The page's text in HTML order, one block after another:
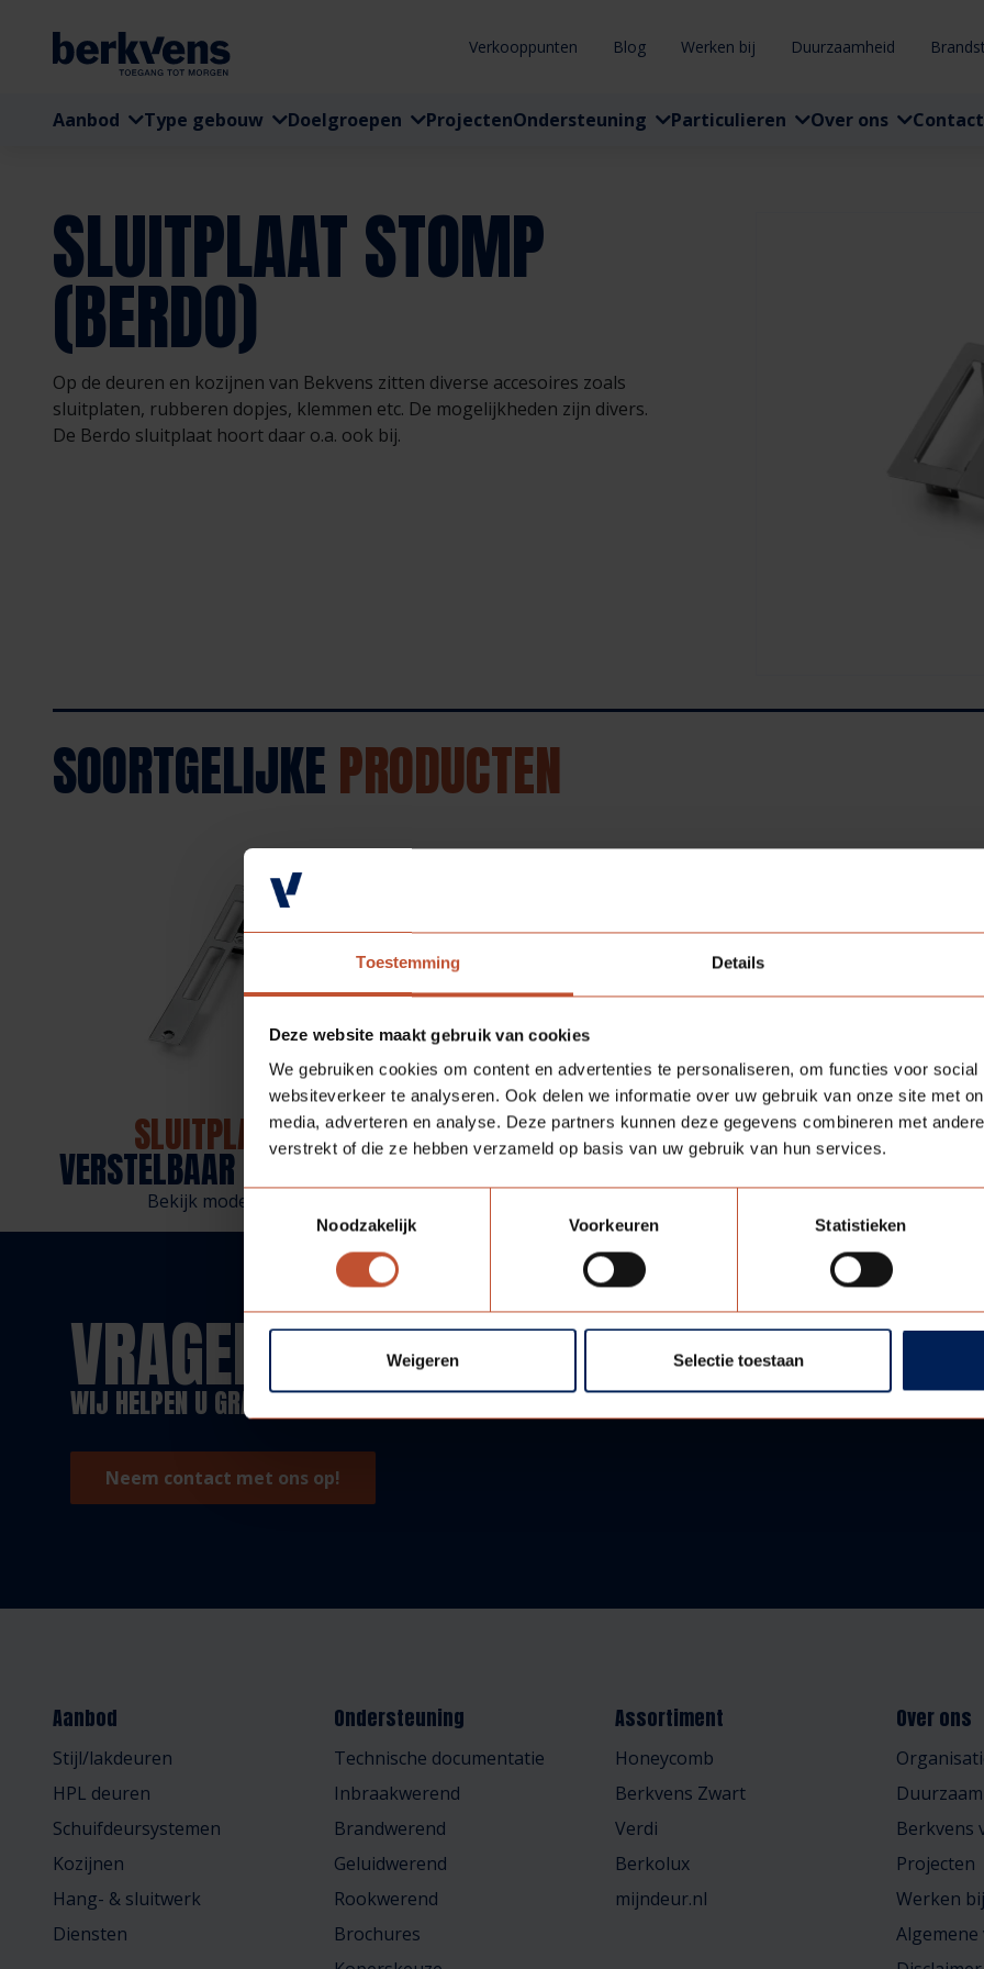
Toestemming Details
Deze website maakt gebruik van cookies
We gebruiken cookies om content en advertenties te personaliseren, om functies voor
websiteverkeer te analyseren. Ook delen we informatie over uw gebruik van onze site met
media, adverteren en analyse. Deze partners kunnen deze gegevens combineren met
verstrekt of die ze hebben verzameld op basis van uw gebruik van hun services.
Toestemmingsselectie
Noodzakelijk
Voorkeuren Statistieken
Weigeren Selectie toestaan
Verkooppunten Blog Werken bij Duurzaamheid
Aanbod Type gebouw Doelgroepen ProjectenOndersteuning Particulieren Over ons Contact
SLUITPLAAT STOMP
(BERDO)
Op de deuren en kozijnen van Bekvens zitten diverse accesoires zoals
sluitplaten, rubberen dopjes, klemmen etc. De mogelijkheden zijn divers.
De Berdo sluitplaat hoort daar o.a. ook bij.
SOORTGELIJKEPRODUCTEN
SLUITPLAAT
VERSTELBAAR (AVENTO)
Bekijk model
SLUITPLAATOPDEK
(BERDO)
VRAGEN?
WIJ HELPEN U GRAAG!
Neem contact met ons op!
Aanbod
Stijl/lakdeuren
HPL deuren
Schuifdeursystemen
Kozijnen
Hang- & sluitwerk
Diensten
Ondersteuning
Technische documentatie
Inbraakwerend
Brandwerend
Geluidwerend
Rookwerend
Brochures
Assortiment
Honeycomb
Berkvens Zwart
Verdi
Berkolux
mijndeur.nl
Over ons
Berkvens
Projecten
Werken